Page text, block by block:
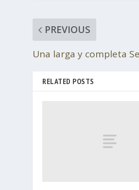
PREVIOUS
Una larga y completa
RELATED POSTS